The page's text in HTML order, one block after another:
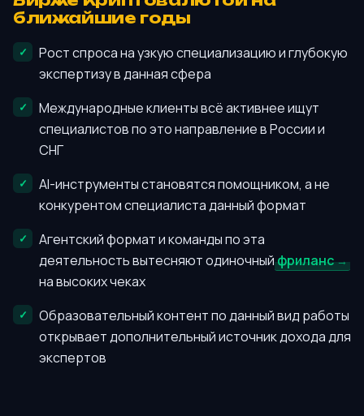
ближайшие годы
Рост спроса на узкую специализацию и глубокую
экспертизу в данная сфера
Международные клиенты всё активнее ищут
специалистов по это направление в России и
СНГ
AI-инструменты становятся помощником, а не
конкурентом специалиста данный формат
Агентский формат и команды по эта
деятельность вытесняют одиночныйфриланс
на высоких чеках
Образовательный контент по данный вид работы
открывает дополнительный источник дохода для
экспертов